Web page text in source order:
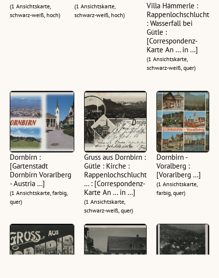
(1 Ansichtskarte,
schwarz-weiß, hoch)
(1 Ansichtskarte,
schwarz-weiß, hoch)
Villa Hämmerle :
Rappenlochschlucht
: Wasserfall bei
Gütle :
[Correspondenz-
Karte An ... in ...]
(1 Ansichtskarte,
schwarz-weiß, quer)
Dornbirn :
[Gartenstadt
Dornbirn Vorarlberg
- Austria ...]
(1 Ansichtskarte, farbig,
quer)
Gruss aus Dornbirn :
Gütle : Kirche :
Rappenlochschlucht
... : [Correspondenz-
Karte An ... in ...]
(1 Ansichtskarte,
schwarz-weiß, quer)
Dornbirn -
Voralberg :
[Vorarlberg ...]
(1 Ansichtskarte,
farbig, quer)